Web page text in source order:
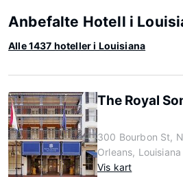
Anbefalte Hotell i
Alle 1437 hoteller i Louisiana
The Royal
300 Bourbon St,
Orleans,
Vis kart